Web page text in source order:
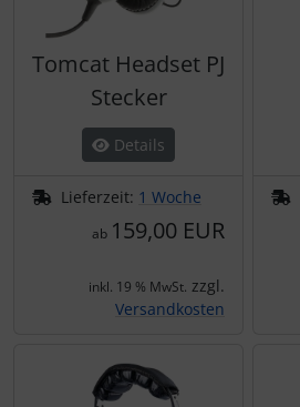
Tomcat Headset PJ
Stecker
Details
Lieferzeit: 1 Woche
ab 159,00 EUR
inkl. 19 % MwSt. zzgl.
Versandkosten